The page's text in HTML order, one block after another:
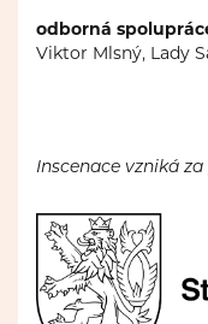
odborná
Viktor Mlsný, Lady
Inscenace vzniká